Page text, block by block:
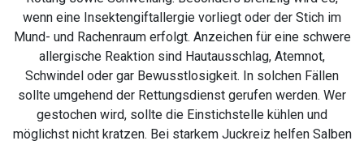
wenn eine Insektengiftallergie vorliegt oder der Stich im
Mund- und Rachenraum erfolgt. Anzeichen für eine schwere
allergische Reaktion sind Hautausschlag, Atemnot,
Schwindel oder gar Bewusstlosigkeit. In solchen Fällen
sollte umgehend der Rettungsdienst gerufen werden. Wer
gestochen wird, sollte die Einstichstelle kühlen und
möglichst nicht kratzen. Bei starkem Juckreiz helfen Salben